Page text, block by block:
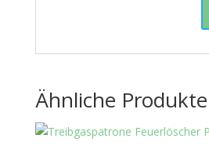
Ähnliche Produkte